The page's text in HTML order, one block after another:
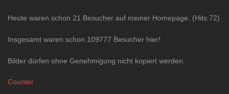
Heute waren schon 21 Besucher auf meiner Homepage. (Hits:72)
Insgesamt waren schon 109777 Besucher hier!
Bilder dürfen ohne Genehmigung nicht kopiert werden.
Counter